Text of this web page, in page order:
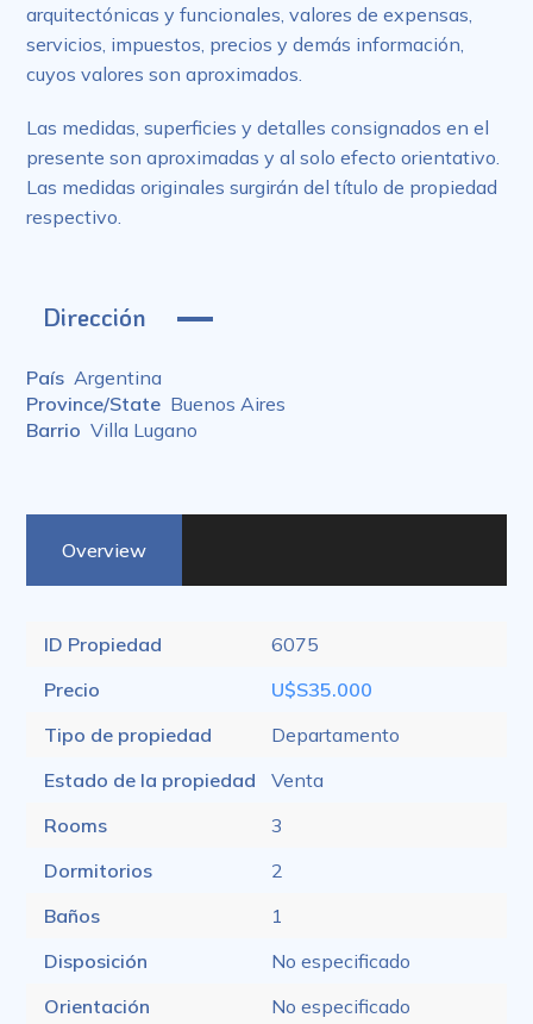
arquitectónicas y funcionales, valores de expensas,
servicios, impuestos, precios y demás información,
cuyos valores son aproximados.
Las medidas, superficies y detalles consignados en el
presente son aproximadas y al solo efecto orientativo.
Las medidas originales surgirán del título de propiedad
respectivo.
Dirección
País Argentina
Province/State Buenos Aires
Barrio Villa Lugano
Overview
ID Propiedad
6075
Precio
U$S35.000
Tipo de propiedad
Departamento
Estado de la propiedad
Venta
Rooms
3
Dormitorios
2
Baños
1
Disposición
No especificado
Orientación
No especificado